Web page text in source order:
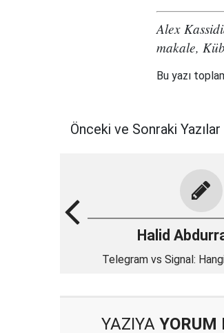
Alex
makale,
Bu yazı
Önceki ve Sonraki Yazılar
Halid
Telegram vs Signal:
YAZIYA YORUM